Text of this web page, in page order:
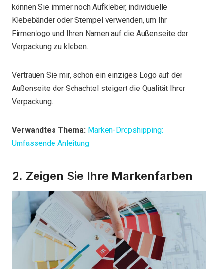
können Sie immer noch Aufkleber, individuelle
Klebebänder oder Stempel verwenden, um Ihr
Firmenlogo und Ihren Namen auf die Außenseite der
Verpackung zu kleben.
Vertrauen Sie mir, schon ein einziges Logo auf der
Außenseite der Schachtel steigert die Qualität Ihrer
Verpackung.
Verwandtes Thema: Marken-Dropshipping:
Umfassende Anleitung
2. Zeigen Sie Ihre Markenfarben